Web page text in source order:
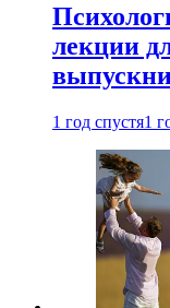
лекции
1 год спустя1